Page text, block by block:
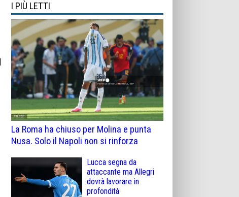
I PIÙ LETTI
La Roma ha chiuso per Molina e punta
Nusa. Solo il Napoli non si rinforza
Lucca segna da
attaccante ma Allegri
dovrà lavorare in
profondità